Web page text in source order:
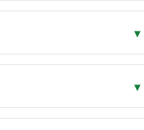
▾
▾